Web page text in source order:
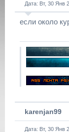
Дата: Вт, 30 Янв
если около
karenjan99
Дата: Вт, 30 Янв